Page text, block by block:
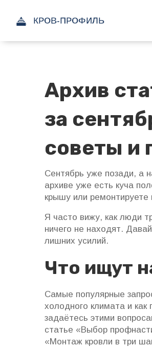
Архив
за
советы и
Сентябрь уже позади, а
архиве уже есть куча
крышу или ремонтируете
Я часто вижу, как люди
ничего не находят.
лишних усилий.
Что ищут
Самые популярные
холодного климата и
задаётесь этими
статье «Выбор
«Монтаж кровли в три